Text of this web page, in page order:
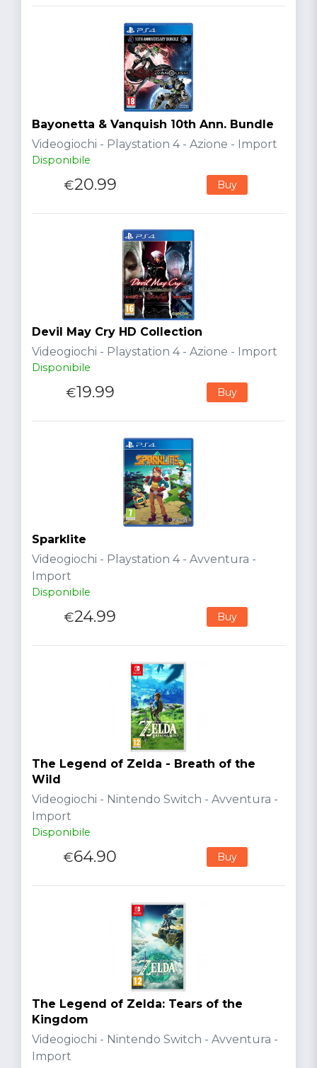
Bayonetta & Vanquish 10th Ann. Bundle
Videogiochi - Playstation 4 - Azione - Import
Disponibile
€20.99 Buy
Devil May Cry HD Collection
Videogiochi - Playstation 4 - Azione - Import
Disponibile
€19.99 Buy
Sparklite
Videogiochi - Playstation 4 - Avventura -
Import
Disponibile
€24.99 Buy
The Legend of Zelda - Breath of the
Wild
Videogiochi - Nintendo Switch - Avventura -
Import
Disponibile
€64.90 Buy
The Legend of Zelda: Tears of the
Kingdom
Videogiochi - Nintendo Switch - Avventura -
Import